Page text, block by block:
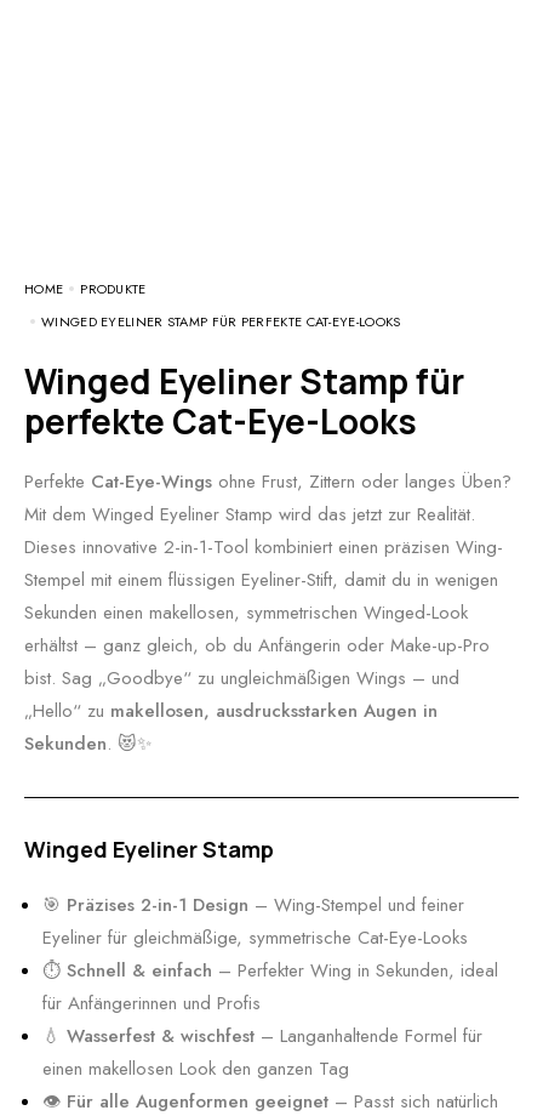
HOME
PRODUKTE
WINGED EYELINER STAMP FÜR PERFEKTE CAT-EYE-LOOKS
Winged Eyeliner Stamp für
perfekte Cat-Eye-Looks
Perfekte Cat-Eye-Wings ohne Frust, Zittern oder langes Üben?
Mit dem Winged Eyeliner Stamp wird das jetzt zur Realität.
Dieses innovative 2-in-1-Tool kombiniert einen präzisen Wing-
Stempel mit einem flüssigen Eyeliner-Stift, damit du in wenigen
Sekunden einen makellosen, symmetrischen Winged-Look
erhältst – ganz gleich, ob du Anfängerin oder Make-up-Pro
bist. Sag „Goodbye“ zu ungleichmäßigen Wings – und
„Hello“ zu makellosen, ausdrucksstarken Augen in
Sekunden. 😻✨
Winged Eyeliner Stamp
🎯 Präzises 2-in-1 Design – Wing-Stempel und feiner
Eyeliner für gleichmäßige, symmetrische Cat-Eye-Looks
⏱️ Schnell & einfach – Perfekter Wing in Sekunden, ideal
für Anfängerinnen und Profis
💧 Wasserfest & wischfest – Langanhaltende Formel für
einen makellosen Look den ganzen Tag
👁️ Für alle Augenformen geeignet – Passt sich natürlich